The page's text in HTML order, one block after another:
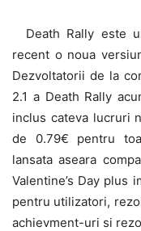
Death Rally este
recent o noua
Dezvoltatorii de la
2.1 a Death Rally
inclus cateva lucruri
de 0.79€ pentru
lansata aseara
Valentine’s Day plus
pentru utilizatori,
achievment-uri si